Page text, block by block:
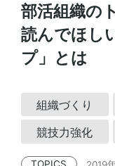
部活組織の
読んでほし
プ」とは
組織づくり
競技力強化